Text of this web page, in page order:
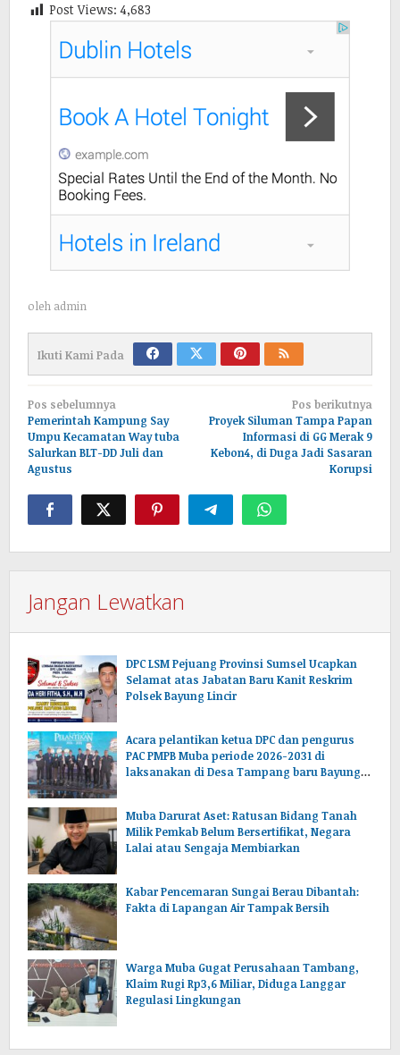
Post Views: 4,683
oleh admin
Ikuti Kami Pada
Navigasi
pos
Pos sebelumnya
Pemerintah Kampung Say
Umpu Kecamatan Way tuba
Salurkan BLT-DD Juli dan
Agustus
Pos berikutnya
Proyek Siluman Tampa Papan
Informasi di GG Merak 9
Kebon4, di Duga Jadi Sasaran
Korupsi
Jangan Lewatkan
DPC LSM Pejuang Provinsi Sumsel Ucapkan
Selamat atas Jabatan Baru Kanit Reskrim
Polsek Bayung Lincir
Acara pelantikan ketua DPC dan pengurus
PAC PMPB Muba periode 2026-2031 di
laksanakan di Desa Tampang baru Bayung
Muba Darurat Aset: Ratusan Bidang Tanah
Milik Pemkab Belum Bersertifikat, Negara
Lalai atau Sengaja Membiarkan
Kabar Pencemaran Sungai Berau Dibantah:
Fakta di Lapangan Air Tampak Bersih
Warga Muba Gugat Perusahaan Tambang,
Klaim Rugi Rp3,6 Miliar, Diduga Langgar
Regulasi Lingkungan